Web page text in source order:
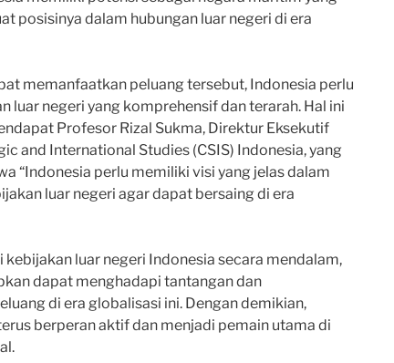
posisinya dalam hubungan luar negeri di era
memanfaatkan peluang tersebut, Indonesia perlu
luar negeri yang komprehensif dan terarah. Hal ini
Profesor Rizal Sukma, Direktur Eksekutif
and International Studies (CSIS) Indonesia, yang
“Indonesia perlu memiliki visi yang jelas dalam
luar negeri agar dapat bersaing di era
kebijakan luar negeri Indonesia secara mendalam,
dapat menghadapi tantangan dan
di era globalisasi ini. Dengan demikian,
berperan aktif dan menjadi pemain utama di